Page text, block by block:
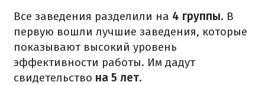
Все заведения разделили на 4 группы. В
первую вошли лучшие заведения, которые
показывают высокий уровень
эффективности работы. Им дадут
свидетельство на 5 лет.